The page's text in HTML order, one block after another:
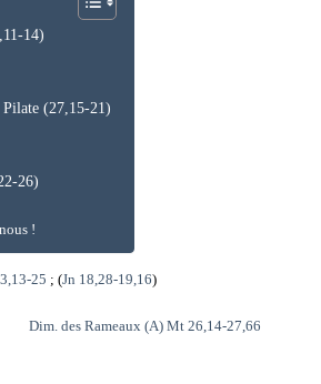
14)
Pilate (27,15-21)
26)
!
25 ; (Jn 18,28-19,16)
Dim. des Rameaux (A) Mt 26,14-27,66